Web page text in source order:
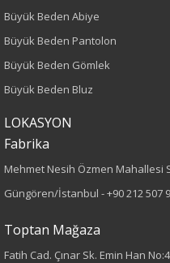
120
Dokuma
Desen
Kumaş
Büyük Beden Abiye
Büyük Beden Pantolon
Büyük Beden Gömlek
Büyük Beden Bluz
LOKASYON
Fabrika
Mehmet Nesih Özmen Mahallesi
Güngören/İstanbul -+90 212 507
Toptan Mağaza
Fatih Cad. Çınar Sk. Emin Han